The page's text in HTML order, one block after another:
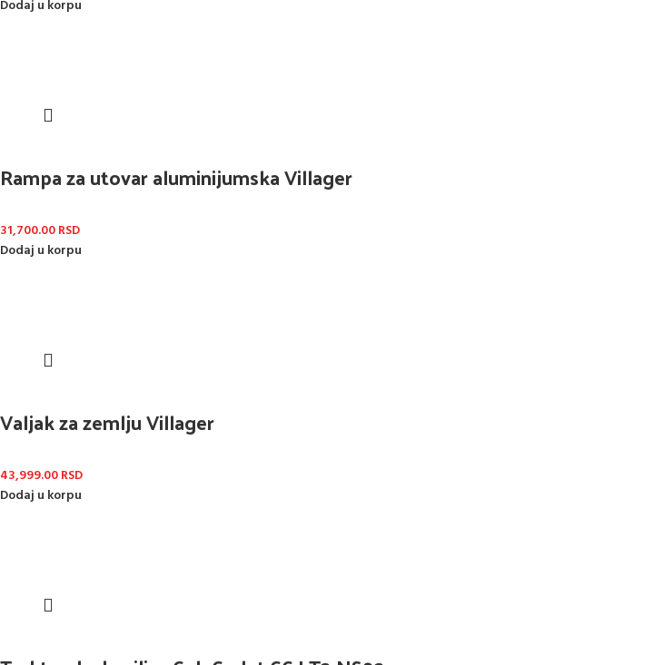
Dodaj u korpu
Rampa za utovar aluminijumska Villager
31,700.00RSD
Dodaj u korpu
Valjak za zemlju Villager
43,999.00RSD
Dodaj u korpu